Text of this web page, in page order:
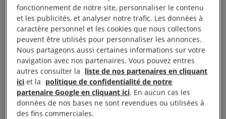
fantôme.
Une douleur ressentie
comme illégitime
fonctionnement de notre site, personnaliser le contenu
et les publicités, et analyser notre trafic. Les données à
caractère personnel et les cookies que nous collectons
peuvent être utilisés pour personnaliser les annonces.
Nous partageons aussi certaines informations sur votre
navigation avec nos partenaires. Vous pouvez entres
autres consulter la liste de nos partenaires en cliquant
ici et la politique de confidentialité de notre
partenaire Google en cliquant ici. En aucun cas les
données de nos bases ne sont revendues ou utilisées à
des fins commerciales.